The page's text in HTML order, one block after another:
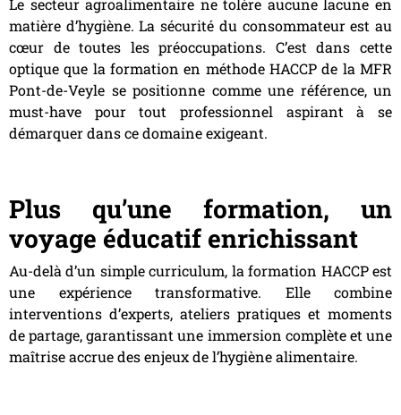
Le secteur agroalimentaire ne tolère aucune lacune en
matière d’hygiène. La sécurité du consommateur est au
cœur de toutes les préoccupations. C’est dans cette
optique que la formation en méthode HACCP de la MFR
Pont-de-Veyle se positionne comme une référence, un
must-have pour tout professionnel aspirant à se
démarquer dans ce domaine exigeant.
Plus qu’une formation, un
voyage éducatif enrichissant
Au-delà d’un simple curriculum, la formation HACCP est
une expérience transformative. Elle combine
interventions d’experts, ateliers pratiques et moments
de partage, garantissant une immersion complète et une
maîtrise accrue des enjeux de l’hygiène alimentaire.